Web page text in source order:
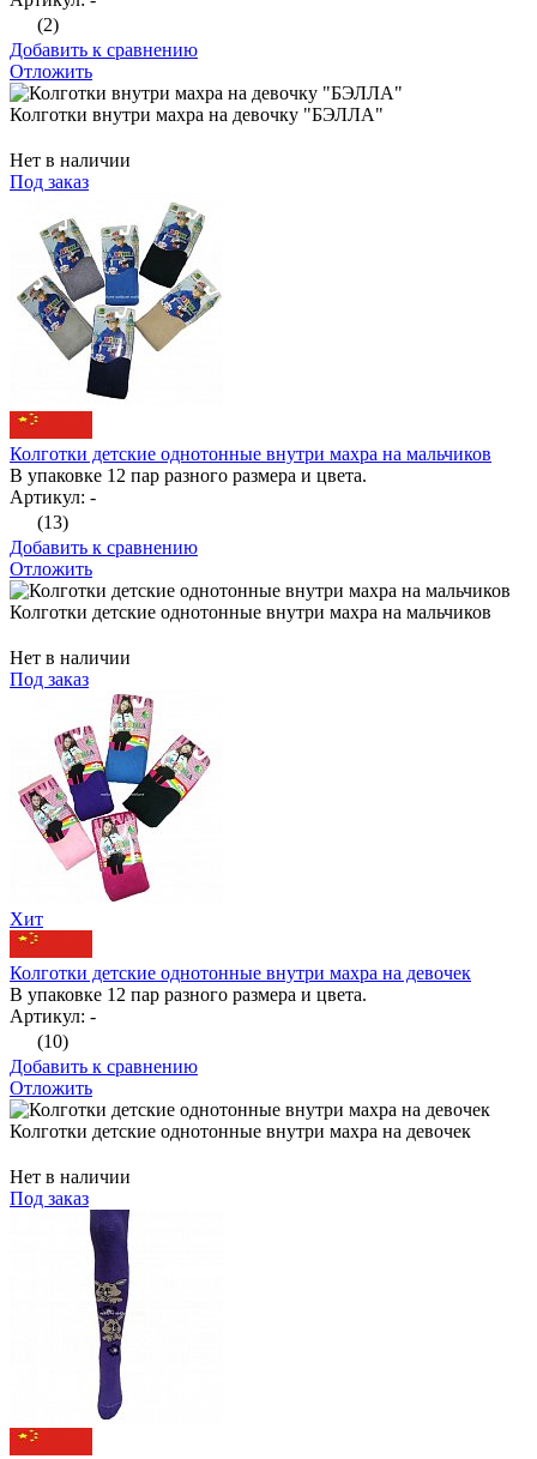
(2)
Добавить к сравнению
Отложить
Колготки внутри махра на девочку "БЭЛЛА"
Нет в наличии
Под заказ
Колготки детские однотонные внутри махра на мальчиков
В упаковке 12 пар разного размера и цвета.
Артикул: -
(13)
Добавить к сравнению
Отложить
Колготки детские однотонные внутри махра на мальчиков
Нет в наличии
Под заказ
Хит
Колготки детские однотонные внутри махра на девочек
В упаковке 12 пар разного размера и цвета.
Артикул: -
(10)
Добавить к сравнению
Отложить
Колготки детские однотонные внутри махра на девочек
Нет в наличии
Под заказ